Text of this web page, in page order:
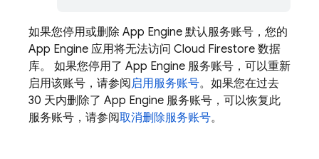
如果您停用或删除 App Engine 默认服务账号，您的
App Engine 应用将无法访问 Cloud Firestore 数据
库。 如果您停用了 App Engine 服务账号，可以重新
启用该账号，请参阅启用服务账号。如果您在过去
30 天内删除了 App Engine 服务账号，可以恢复此
服务账号，请参阅取消删除服务账号。